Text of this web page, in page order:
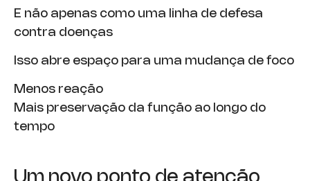
E não apenas como uma linha de defesa
contra doenças
Isso abre espaço para uma mudança de foco
Menos reação
Mais preservação da função ao longo do
tempo
Um novo ponto de atenção